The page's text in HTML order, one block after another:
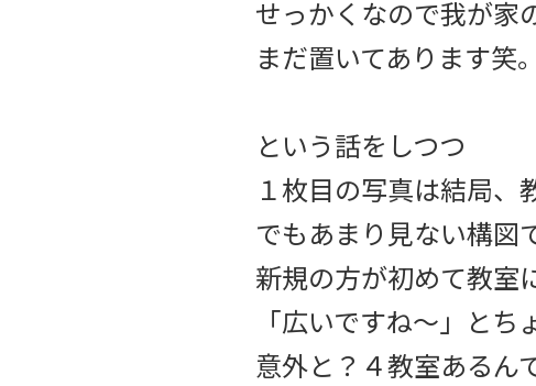
せっかくなので我が家
まだ置いてあります笑。
という話をしつつ
１枚目の写真は結局、
でもあまり見ない構図
新規の方が初めて教室
「広いですね〜」とち
意外と？４教室あるん